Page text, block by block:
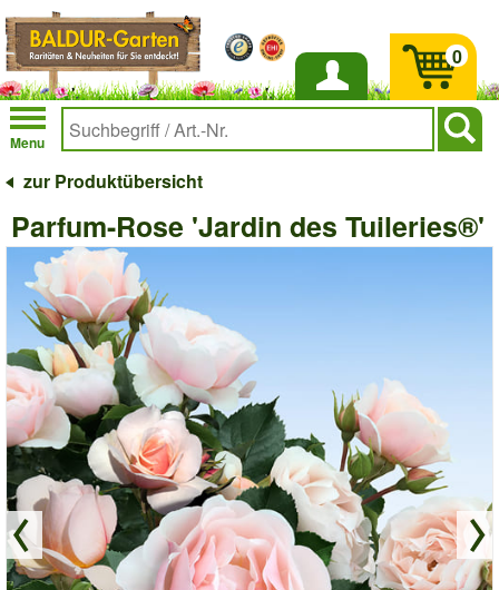
Anmelden
Menu
0
zur Produktübersicht
Parfum-Rose 'Jardin des Tuileries®'